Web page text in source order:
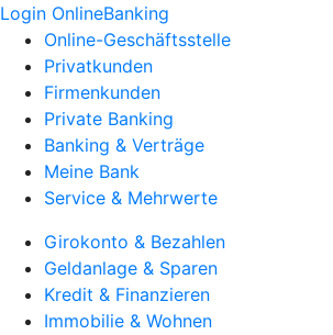
Login OnlineBanking
Online-Geschäftsstelle
Privatkunden
Firmenkunden
Private Banking
Banking & Verträge
Meine Bank
Service & Mehrwerte
Girokonto & Bezahlen
Geldanlage & Sparen
Kredit & Finanzieren
Immobilie & Wohnen